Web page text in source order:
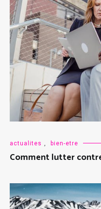
actualites bien-etre
Comment lutter